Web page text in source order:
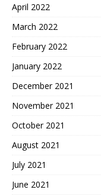
April 2022
March 2022
February 2022
January 2022
December 2021
November 2021
October 2021
August 2021
July 2021
June 2021